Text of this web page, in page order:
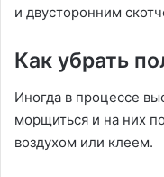
и двусторонним
Как убрать
Иногда в процессе
морщиться и на них
воздухом или клеем.